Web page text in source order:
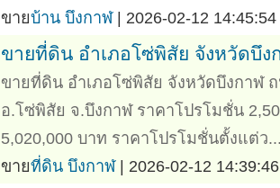
ขายบ้าน บึงกาฬ| 2026-02-12
ขายที่ดิน อำเภอโซ่พิสัย จังหวัดบึง
ขายที่ดิน อำเภอโซ่พิสัย จังหวัดบึงกาฬ
อ.โซ่พิสัย จ.บึงกาฬ ราคาโปรโมชั่น
5,020,000 บาท ราคาโปรโมชั่นตั้งแต่ว
ขายที่ดิน บึงกาฬ| 2026-02-12